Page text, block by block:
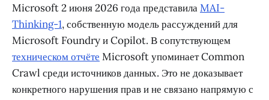
Microsoft 2 июня 2026 года представилаMAI-
Thinking-1, собственную модель рассуждений для
Microsoft Foundry и Copilot. В сопутствующем
техническом отчёте Microsoft упоминает Common
Crawl среди источников данных. Это не доказывает
конкретного нарушения прав и не связано напрямую с